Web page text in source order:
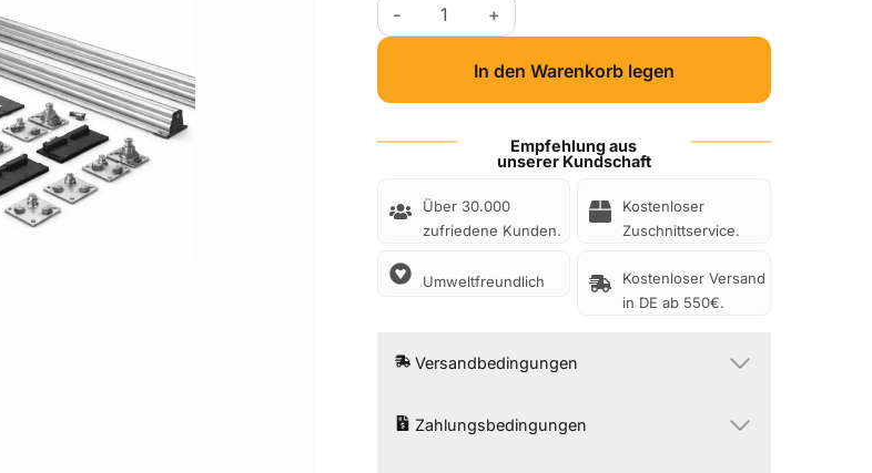
war:
Balkonkraftanlage-
set-
solar-
k2
Menge
In den Warenkorb legen
Empfehlung aus
unserer Kundschaft
Über 30.000
zufriedene Kunden.
Kostenloser
Zuschnittservice.
Umweltfreundlich
Kostenloser Versand
in DE ab 550€.
Versandbedingungen
Zahlungsbedingungen